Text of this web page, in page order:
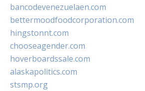
bancodevenezuelaen.com
bettermoodfoodcorporation.com
hingstonnt.com
chooseagender.com
hoverboardssale.com
alaskapolitics.com
stsmp.org